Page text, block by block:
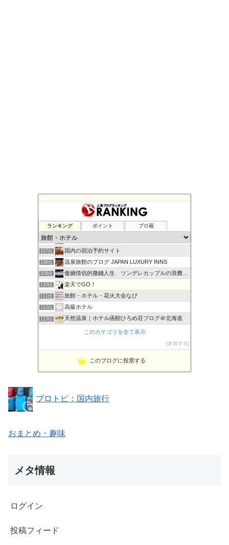
ランキング ポイント ブロ画
Beginner Mileage
F. MIKA（藤原美香）の楽天さんのショッピングを楽しむ！
105位 日本全国温泉地マップ データベース
106位 温泉行こか
107位 国内の宿泊予約サイト
108位 温泉旅館のブログ JAPAN LUXURY INNS
109位 傲嬌情侶的撒錢人生 ツンデレカップルの浪費人生
110位 楽天でGO！
111位 旅館・ホテル・花火大会なび
112位 高級ホテル
113位 天然温泉｜ホテル函館ひろめ荘ブログ＠北海道
Mayuの北海道温泉巡り
りょうくんの旅日記
このカテゴリを全て表示
参加する
このブログに投票する
ブロトピ：国内旅行
おまとめ・趣味
メタ情報
ログイン
投稿フィード